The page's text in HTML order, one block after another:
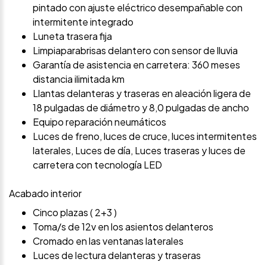
pintado con ajuste eléctrico desempañable con
intermitente integrado
Luneta trasera fija
Limpiaparabrisas delantero con sensor de lluvia
Garantía de asistencia en carretera: 360 meses
distancia ilimitada km
Llantas delanteras y traseras en aleación ligera de
18 pulgadas de diámetro y 8,0 pulgadas de ancho
Equipo reparación neumáticos
Luces de freno, luces de cruce, luces intermitentes
laterales, Luces de día, Luces traseras y luces de
carretera con tecnología LED
Acabado interior
Cinco plazas ( 2+3 )
Toma/s de 12v en los asientos delanteros
Cromado en las ventanas laterales
Luces de lectura delanteras y traseras